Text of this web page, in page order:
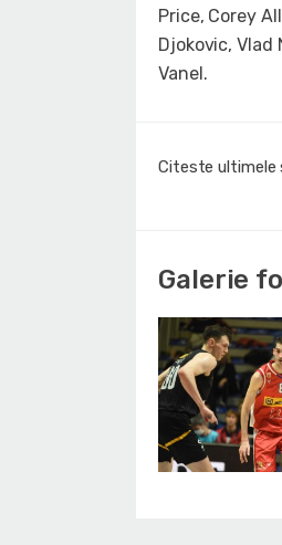
Price, Corey
Djokovic, Vlad
Vanel.
Citeste ultimele
Galerie